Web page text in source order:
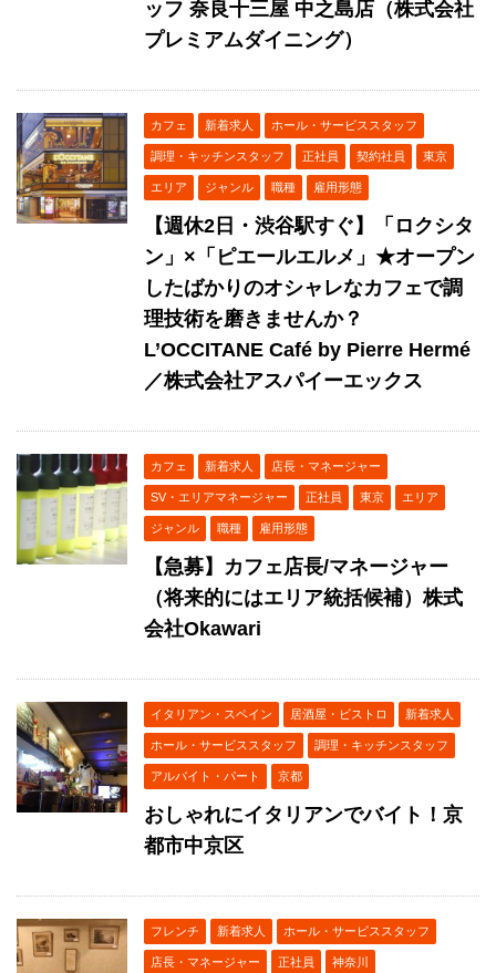
ッフ 奈良十三屋 中之島店（株式会社
プレミアムダイニング）
カフェ 新着求人 ホール・サービススタッフ
調理・キッチンスタッフ 正社員 契約社員 東京
エリア ジャンル 職種 雇用形態
【週休2日・渋谷駅すぐ】「ロクシタ
ン」×「ピエールエルメ」★オープン
したばかりのオシャレなカフェで調
理技術を磨きませんか？
L’OCCITANE Café by Pierre Hermé
／株式会社アスパイーエックス
カフェ 新着求人 店長・マネージャー
SV・エリアマネージャー 正社員 東京 エリア
ジャンル 職種 雇用形態
【急募】カフェ店長/マネージャー
（将来的にはエリア統括候補）株式
会社Okawari
イタリアン・スペイン 居酒屋・ビストロ 新着求人
ホール・サービススタッフ 調理・キッチンスタッフ
アルバイト・パート 京都
おしゃれにイタリアンでバイト！京
都市中京区
フレンチ 新着求人 ホール・サービススタッフ
店長・マネージャー 正社員 神奈川